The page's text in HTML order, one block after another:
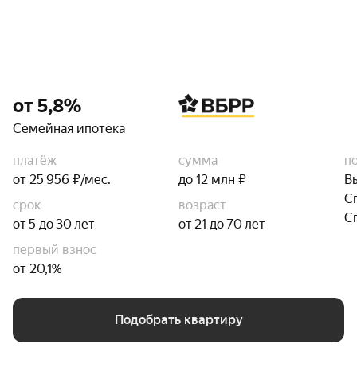
от 5,8%
Семейная ипотека
платёж
от 25 956 ₽/мес.
сумма
до 12 млн ₽
срок
от 5 до 30 лет
возраст
от 21 до 70 лет
первый взнос
от 20,1%
Подобрать квартиру